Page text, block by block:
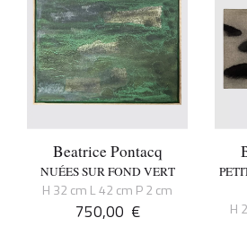
Beatrice Pontacq
NUÉES SUR FOND VERT
H 32 cm L 42 cm P 2 cm
750,00 € H